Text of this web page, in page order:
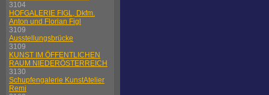
3104
HOFGALERIE FIGL, Dkfm.
Anton und Florian Figl
3109
Ausstellungsbrücke
3109
KUNST IM ÖFFENTLICHEN
RAUM NIEDERÖSTERREICH
3130
Schupfengalerie KunstAtelier
Remi